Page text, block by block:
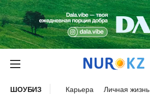
ШОУБИЗ Карьера Личная жизнь